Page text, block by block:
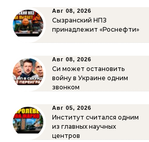
Авг 08, 2026
Сызранский НПЗ
принадлежит «Роснефти»
Авг 08, 2026
Си может остановить
войну в Украине одним
звонком
Авг 05, 2026
Институт считался одним
из главных научных
центров